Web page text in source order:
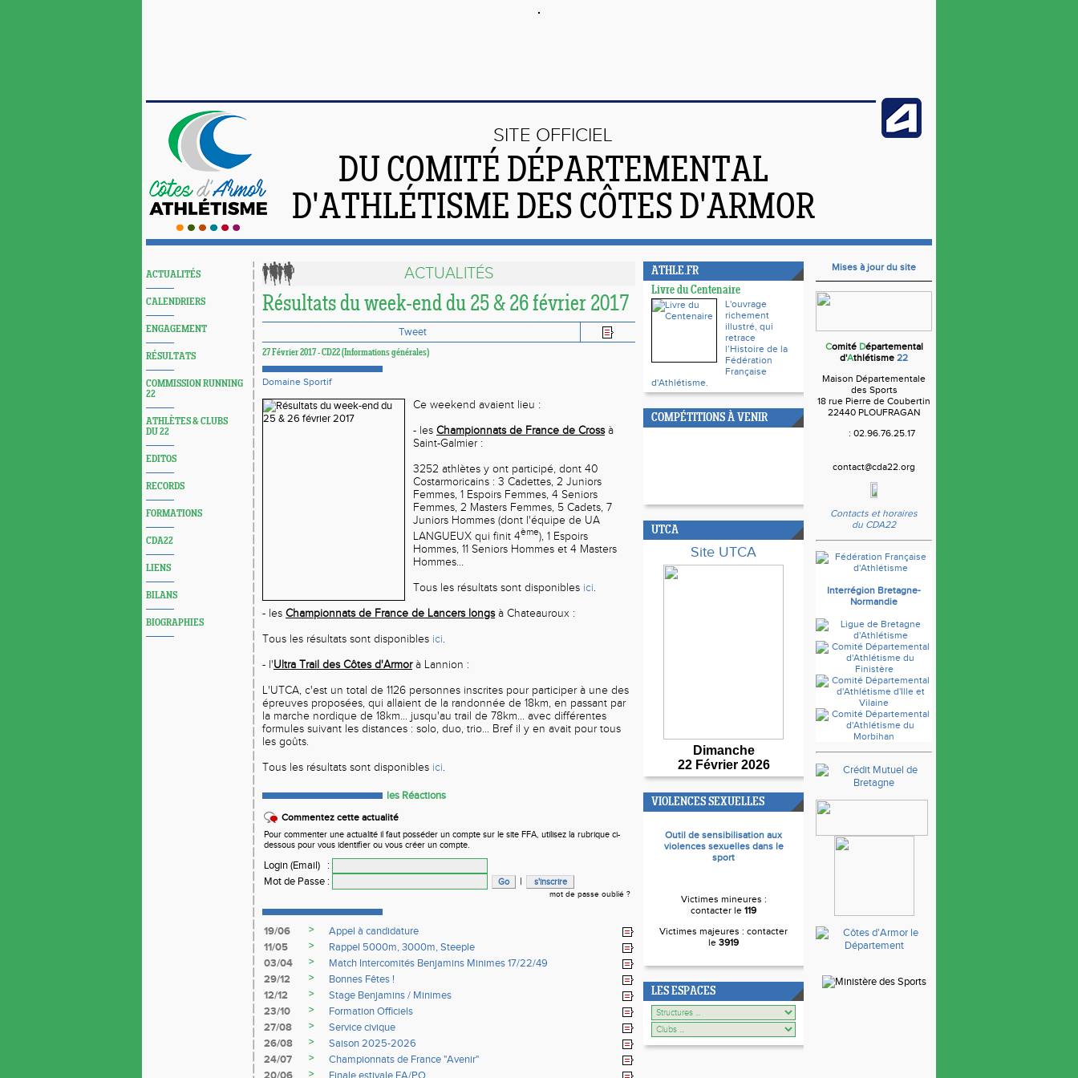
SITE OFFICIEL
DU COMITÉ DÉPARTEMENTAL
D'ATHLÉTISME DES CÔTES D'ARMOR
ACTUALITÉS
CALENDRIERS
ENGAGEMENT
RÉSULTATS
COMMISSION RUNNING
22
ATHLÈTES & CLUBS
DU 22
EDITOS
RECORDS
FORMATIONS
CDA22
LIENS
BILANS
BIOGRAPHIES
ACTUALITÉS
Résultats du week-end du 25 & 26 février 2017
Tweet
27 Février 2017 - CD22 (Informations générales)
Domaine Sportif
Ce weekend avaient lieu :
- les Championnats de France de Crossà
Saint-Galmier :
3252 athlètes y ont participé, dont 40
Costarmoricains : 3 Cadettes, 2 Juniors
Femmes, 1 Espoirs Femmes, 4 Seniors
Femmes, 2 Masters Femmes, 5 Cadets, 7
Juniors Hommes (dont l'équipe de UA
LANGUEUX qui finit 4ème), 1 Espoirs
Hommes, 11 Seniors Hommes et 4 Masters
Hommes...
Tous les résultats sont disponibles ici.
- les Championnats de France de Lancers longsà Chateauroux :
Tous les résultats sont disponibles ici.
- l'Ultra Trail des Côtes d'Armorà Lannion :
L'UTCA, c'est un total de 1126 personnes inscrites pour participer à une des
épreuves proposées, qui allaient de la randonnée de 18km, en passant par
la marche nordique de 18km... jusqu'au trail de 78km... avec différentes
formules suivant les distances : solo, duo, trio... Bref il y en avait pour tous
les goûts.
Tous les résultats sont disponibles ici.
les Réactions
Commentez cette actualité
Pour commenter une actualité il faut posséder un compte sur le site FFA, utilisez la rubrique ci-
dessous pour vous identifier ou vous créer un compte.
Login (Email)
:
Mot de Passe : |
mot de passe oublié ?
19/06 >
Appel à candidature
11/05
>
Rappel 5000m, 3000m, Steeple
03/04
>
Match Intercomités Benjamins Minimes 17/22/49
29/12
>
Bonnes Fêtes !
12/12
>
Stage Benjamins / Minimes
23/10
>
Formation Officiels
27/08
>
Service civique
26/08
>
Saison 2025-2026
24/07
>
Championnats de France "Avenir"
20/06
> Finale estivale EA/PO
ATHLE.FR
Livre du Centenaire
L'ouvrage
richement
illustré, qui
retrace
l’Histoire de la
Fédération
Française
d'Athlétisme.
COMPÉTITIONS À VENIR
UTCA
Site UTCA
Dimanche
22 Février 2026
VIOLENCES SEXUELLES
Outil de sensibilisation aux
violences sexuelles dans le
sport
Victimes mineures :
contacter le 119
Victimes majeures : contacter
le 3919
LES ESPACES
Mises à jour du site
Comité Départemental
d'Athlétisme 22
Maison Départementale
des Sports
18 rue Pierre de Coubertin
22440 PLOUFRAGAN
: 02.96.76.25.17
contact@cda22.org
Contacts et horaires
du CDA22
Interrégion Bretagne-
Normandie